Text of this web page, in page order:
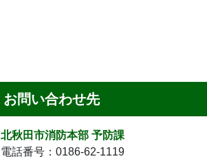
お問い合わせ先
北秋田市消防本部 予防課
電話番号：0186-62-1119